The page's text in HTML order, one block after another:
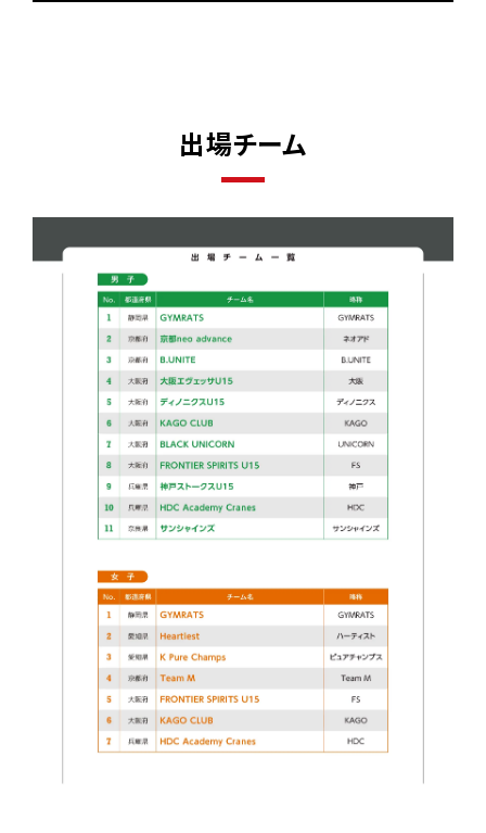
出場チーム